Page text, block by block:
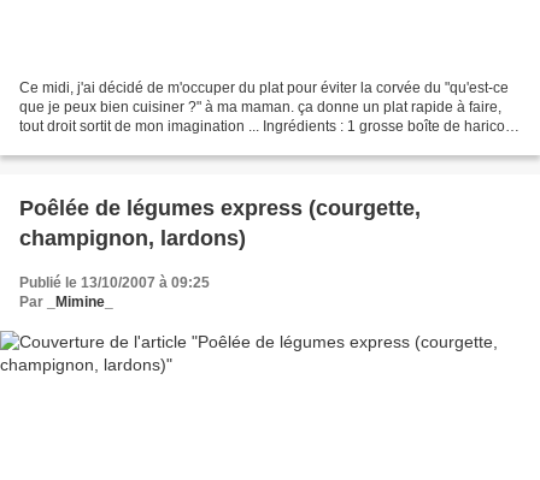
Ce midi, j'ai décidé de m'occuper du plat pour éviter la corvée du "qu'est-ce
que je peux bien cuisiner ?" à ma maman. ça donne un plat rapide à faire,
tout droit sortit de mon imagination ... Ingrédients : 1 grosse boîte de haricots
Poêlée de légumes express (courgette,
champignon, lardons)
Publié le 13/10/2007 à 09:25
Par
_Mimine_